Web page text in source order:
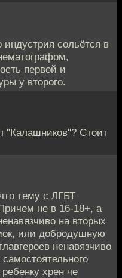
сольётся в
первой и
у второго.
"Калашников"? Стоит
тему с ЛГБТ
не в 16-18+, а
на вторых
или добродушную
ненавязчиво
хрен че